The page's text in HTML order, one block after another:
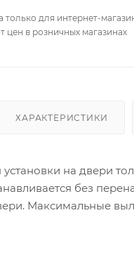
только для интернет-
цен в розничных магазинах
ХАРАКТЕРИСТИКИ
на двери
без
Максимальные